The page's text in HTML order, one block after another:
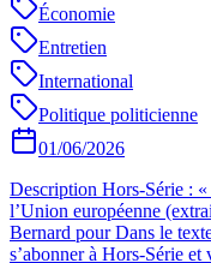
Économie
Entretien
International
Politique politicienne
01/06/2026
Description Hors-Série :
l’Union européenne
Bernard pour Dans le
s’abonner à Hors-Série et